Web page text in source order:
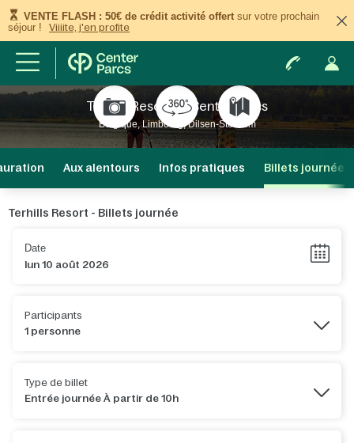
VENTE FLASH : 50€ de crédit activité offert sur votre prochain
séjour !
Viiiite, j'en profite
Terhills Resort by Center Parcs
Belgique, Limbourg, Dilsen-Stokkem
Aux alentours Infos pratiques Billets journée
Terhills Resort - Billets journée
Date
Participants
1 personne
Type de billet
Entrée journée À partir de 10h